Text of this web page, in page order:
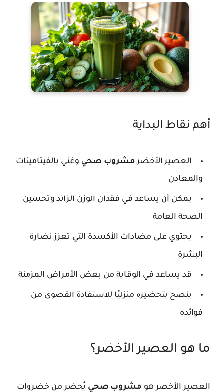
أهم نقاط البداية
العصير الأخضرمشروب صحي وغني بالفيتامينات
والمعادن
يمكن أن يساعد في فقدان الوزن الزائد وتحسين
الصحة العامة
يحتوي على مضادات الأكسدة التي تعزز نضارة
البشرة
قد يساعد في الوقاية من بعض الأمراض المزمنة
ينصح بتحضيره منزليًا للاستفادة القصوى من
فوائده
ما هو العصير الأخضر؟
العصير الأخضر هو مشروب صحي يُحضر من خضروات